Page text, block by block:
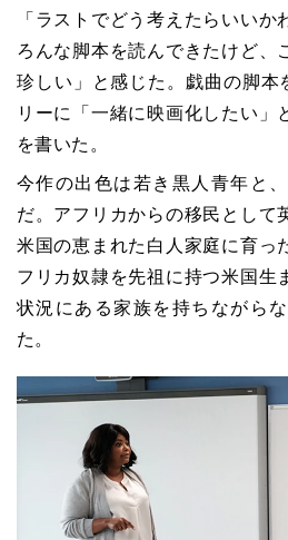
「ラストでどう考えたらいい
ろんな脚本を読んできたけど、
珍しい」と感じた。戯曲の脚本
リーに「一緒に映画化したい」
を書いた。
今作の出色は若き黒人青年と
だ。アフリカからの移民として
米国の恵まれた白人家庭に育っ
フリカ奴隷を先祖に持つ米国生
状況にある家族を持ちながら
た。